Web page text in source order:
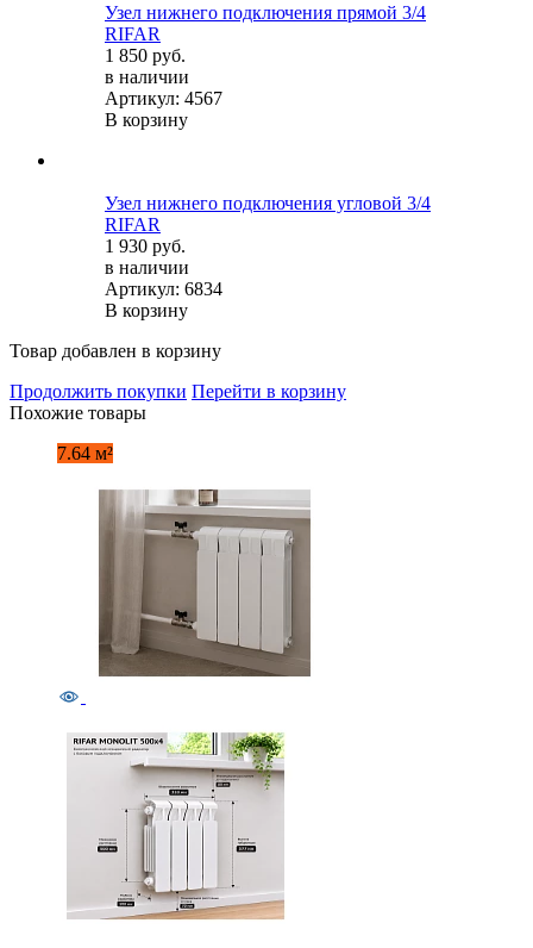
Узел нижнего подключения прямой 3/4
RIFAR
1 850 руб.
в наличии
Артикул: 4567
В корзину
Узел нижнего подключения угловой 3/4
RIFAR
1 930 руб.
в наличии
Артикул: 6834
В корзину
Товар добавлен в корзину
Продолжить покупки Перейти в корзину
Похожие товары
7.64 м²